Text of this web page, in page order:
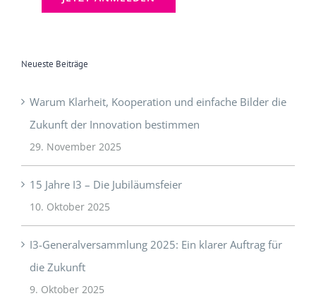
Neueste Beiträge
Warum Klarheit, Kooperation und einfache Bilder die
Zukunft der Innovation bestimmen
29. November 2025
15 Jahre I3 – Die Jubiläumsfeier
10. Oktober 2025
I3-Generalversammlung 2025: Ein klarer Auftrag für
die Zukunft
9. Oktober 2025